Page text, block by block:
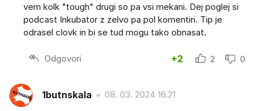
vem kolk "tough" drugi so pa vsi mekani. Dej poglej si
podcast Inkubator z zelvo pa pol komentiri. Tip je
odrasel clovk in bi se tud mogu tako obnasat.
Odgovori +2 2 0
1butnskala 08. 03. 2024 16.21